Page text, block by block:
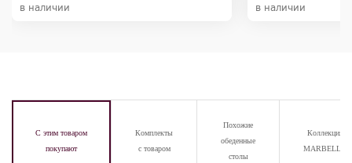
в наличии в наличии
С этим товаром
покупают
Комплекты
с товаром
Похожие
обеденные
столы
Коллекция
MARBELLA